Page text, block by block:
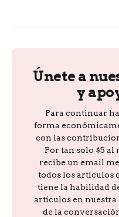
Únete a
y
Para continuar
forma
con las
Por tan solo $5 al
recibe un email
todos los artículos
tiene la habilidad
artículos en nuestra
de la